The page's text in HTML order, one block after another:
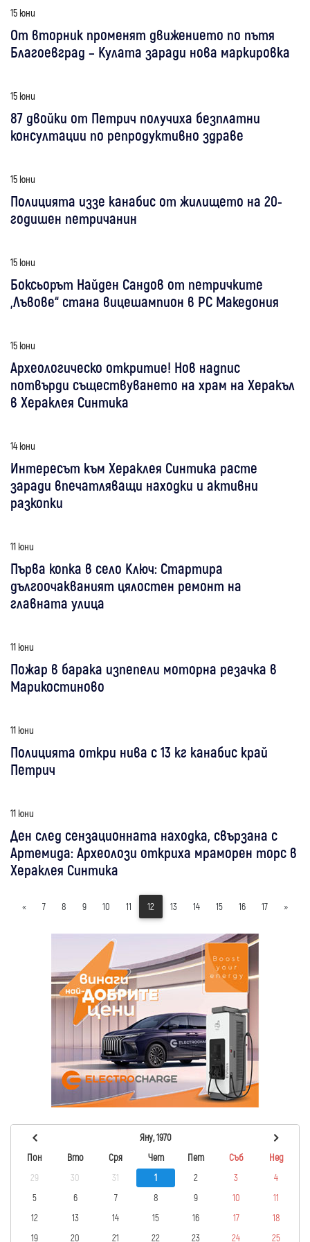
15 юни
От вторник променят движението по пътя
Благоевград – Кулата заради нова маркировка
15 юни
87 двойки от Петрич получиха безплатни
консултации по репродуктивно здраве
15 юни
Полицията иззе канабис от жилището на 20-
годишен петричанин
15 юни
Боксьорът Найден Сандов от петричките
„Лъвове“ стана вицешампион в РС Македония
15 юни
Археологическо откритие! Нов надпис
потвърди съществуването на храм на Херакъл
в Хераклея Синтика
14 юни
Интересът към Хераклея Синтика расте
заради впечатляващи находки и активни
разкопки
11 юни
Първа копка в село Ключ: Стартира
дългоочакваният цялостен ремонт на
главната улица
11 юни
Пожар в барака изпепели моторна резачка в
Марикостиново
11 юни
Полицията откри нива с 13 кг канабис край
Петрич
11 юни
Ден след сензационната находка, свързана с
Артемида: Археолози откриха мраморен торс в
Хераклея Синтика
« 7 8 9 10 11 12 13 14 15 16 17 »
Яну, 1970
Пон
Вто Сря Чет Пет Съб
Нед
29
30 31 1 2 3
4
5
6 7 8 9 10
11
12
13 14 15 16 17
18
19
20 21 22 23 24 25